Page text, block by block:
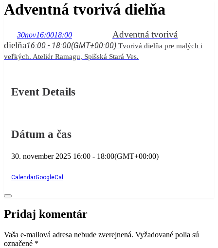
Adventná tvorivá dielňa
30nov16:0018:00
Adventná tvorivá
dielňa16:00 - 18:00(GMT+00:00) Tvorivá dielňa pre malých i
veľkých. Ateliér Ramagu, Spišská Stará Ves.
Event Details
Dátum a čas
30. november 2025 16:00 - 18:00(GMT+00:00)
CalendarGoogleCal
Pridaj komentár
Vaša e-mailová adresa nebude zverejnená. Vyžadované polia sú
označené *